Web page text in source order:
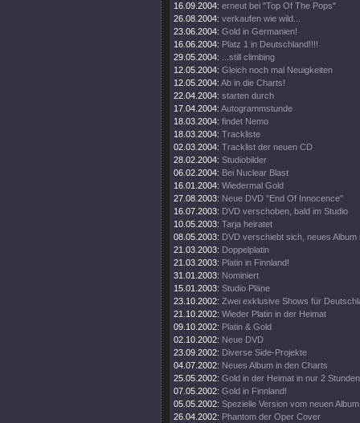
16.09.2004: erneut bei "Top Of The Pops"
26.08.2004: verkaufen wie wild...
23.06.2004: Gold in Germanien!
16.06.2004: Platz 1 in Deutschland!!!!
29.05.2004:
...still climbing
12.05.2004: Gleich noch mal Neuigkeiten
12.05.2004: Ab in die Charts!
22.04.2004: starten durch
17.04.2004: Autogrammstunde
18.03.2004: findet Nemo
18.03.2004: Trackliste
02.03.2004: Tracklist der neuen CD
28.02.2004: Studiobilder
06.02.2004: Bei Nuclear Blast
16.01.2004: Wiedermal Gold
27.08.2003: Neue DVD "End Of Innocence"
16.07.2003: DVD verschoben, bald im Studio
10.05.2003: Tarja heiratet
08.05.2003: DVD verschiebt sich, neues Album
21.03.2003: Doppelplatin
21.03.2003: Platin in Finnland!
31.01.2003: Nominiert
15.01.2003: Studio Pläne
23.10.2002: Zwei exklusive Shows für
21.10.2002: Wieder Platin in der Heimat
09.10.2002: Platin & Gold
02.10.2002: Neue DVD
23.09.2002: Diverse Side-Projekte
04.07.2002: Neues Album in den Charts
25.05.2002: Gold in der Heimat in nur 2 Stunden
07.05.2002: Gold in Finnland!
05.05.2002: Spezielle Version vom neuen Album
26.04.2002: Phantom der Oper Cover